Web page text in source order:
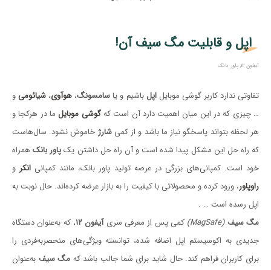
اپل و قابلیت مگ سیف آن!
آیفون ۱۲ , پاور بانک
تفاوتی ندارد کاربر گوشی موبایلاپل باشیم و یاسامسونگ، هوآوی، شیائومی و
… چیزی که در این میان اهمیت دارد آن است کهگوشی موبایل ما در هرکجا و
هر لحظه بتواند پاسخگو نیاز ما باشد و از کمیشارژ خاموش نشود. سال‌هاست
که راه حل این مشکل پیدا شده است و آن راه ‌حل داشتن یکپاور بانکهمراه
خود است. کمپانی‌های بزرگی در عرصه تولید پاور بانک، مانند کمپانی انکر و
راوپاور، ورود کرده و محصولاتی با کیفیت را به بازار عرضه کرده‌اند. حال نوبت به
اپل رسده است … .
مگ سیف (MagSafe) کمی پس از معرفی سریآیفون ۱۲
، که به‌عنوان دستگاه
جدیدی به اکوسیستم اپل اضافه شده، توانسته ویژگی‌های منحصربه‌فردی را
برای کاربران فراهم کند. حال شاید برای شما جالب باشد که مگ سیف به‌عنوان